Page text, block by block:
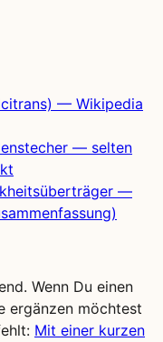
— Wikipedia
— selten
—
Wenn Du einen
ergänzen möchtest
Mit einer kurzen